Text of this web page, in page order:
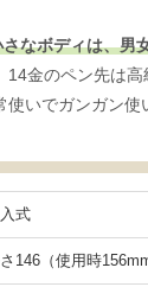
なボディは、男
14金のペン先は高
使いでガンガン使
式
146（使用時